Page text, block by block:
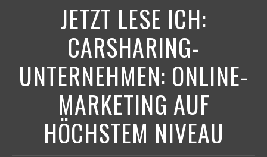
JETZT LESE ICH:
CARSHARING-
UNTERNEHMEN: ONLINE-
MARKETING AUF
HÖCHSTEM NIVEAU